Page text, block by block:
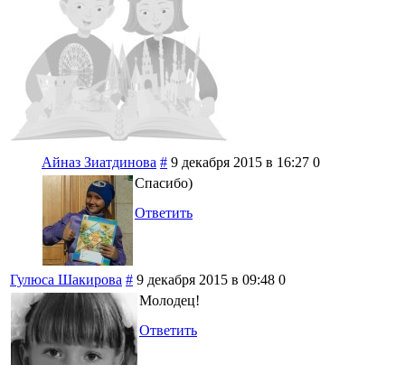
Айназ Зиатдинова # 9 декабря 2015 в 16:27 0
Спасибо)
Ответить
Гулюса Шакирова # 9 декабря 2015 в 09:48 0
Молодец!
Ответить